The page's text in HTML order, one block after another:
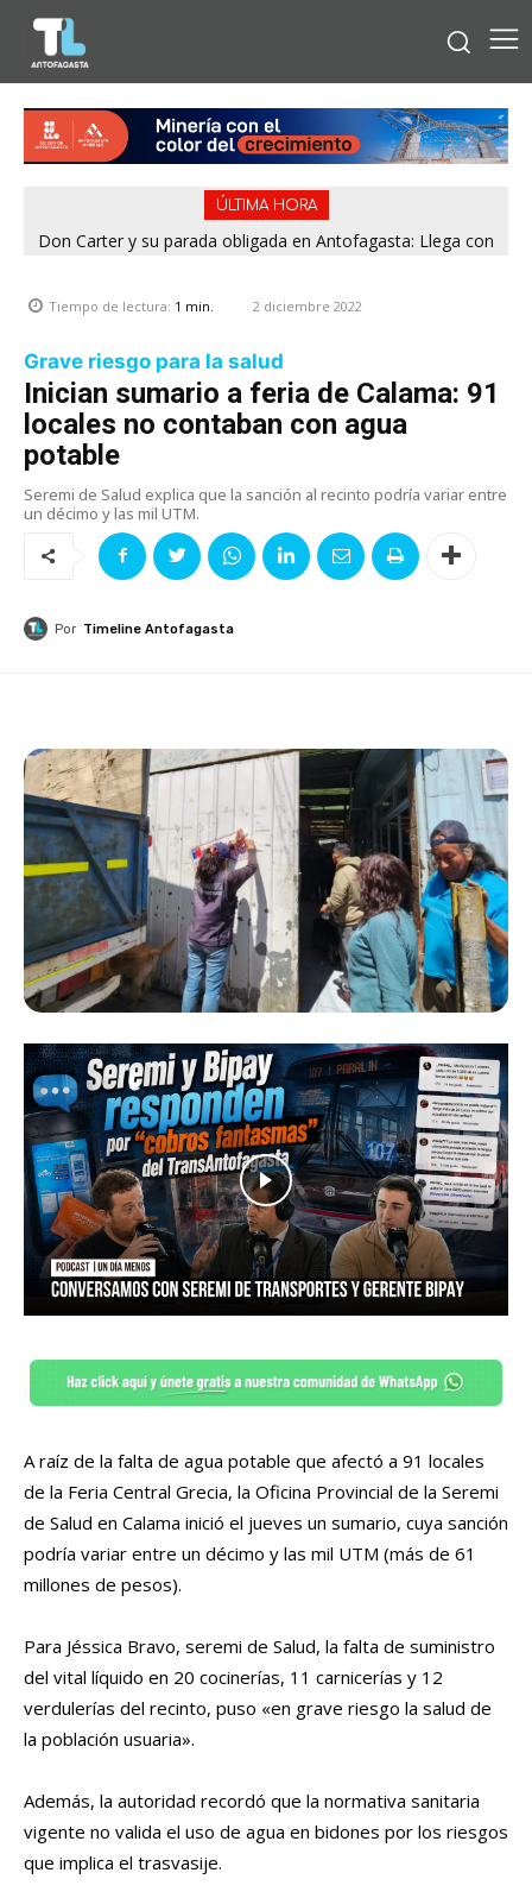
ÚLTIMA HORA
Don Carter y su parada obligada en Antofagasta: Llega con
Tiempo de lectura: 1 min. 2 diciembre 2022
Grave riesgo para la salud
Inician sumario a feria de Calama: 91
locales no contaban con agua
potable
Seremi de Salud explica que la sanción al recinto podría variar entre
un décimo y las mil UTM.
Por Timeline Antofagasta
A raíz de la falta de agua potable que afectó a 91 locales
de la Feria Central Grecia, la Oficina Provincial de la Seremi
de Salud en Calama inició el jueves un sumario, cuya sanción
podría variar entre un décimo y las mil UTM (más de 61
millones de pesos).
Para Jéssica Bravo, seremi de Salud, la falta de suministro
del vital líquido en 20 cocinerías, 11 carnicerías y 12
verdulerías del recinto, puso «en grave riesgo la salud de
la población usuaria».
Además, la autoridad recordó que la normativa sanitaria
vigente no valida el uso de agua en bidones por los riesgos
que implica el trasvasije.